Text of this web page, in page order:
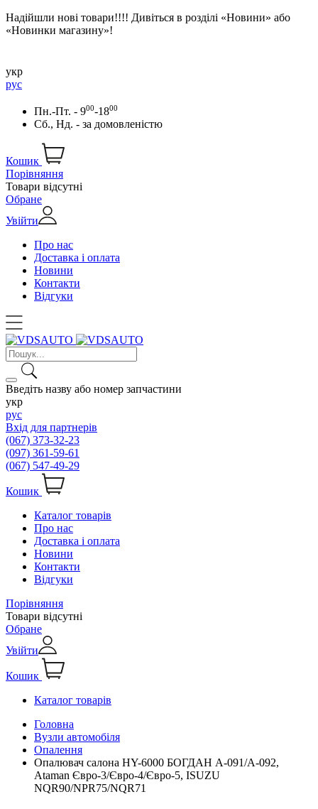
Надійшли нові товари!!!! Дивіться в розділі «Новини» або
«Новинки магазину»!
укр
рус
Пн.-Пт. - 900-1800
Сб., Нд. - за домовленістю
Кошик
Порівняння
Товари відсутні
Обране
Увійти
Про нас
Доставка і оплата
Новини
Контакти
Відгуки
Введіть назву або номер запчастини
укр
рус
Вхід для партнерів
(067) 373-32-23
(097) 361-59-61
(067) 547-49-29
Кошик
Каталог товарів
Про нас
Доставка і оплата
Новини
Контакти
Відгуки
Порівняння
Товари відсутні
Обране
Увійти
Кошик
Каталог товарів
Головна
Вузли автомобіля
Опалення
Опалювач салона HY-6000 БОГДАН А-091/А-092,
Ataman Євро-3/Євро-4/Євро-5, ISUZU
NQR90/NPR75/NQR71